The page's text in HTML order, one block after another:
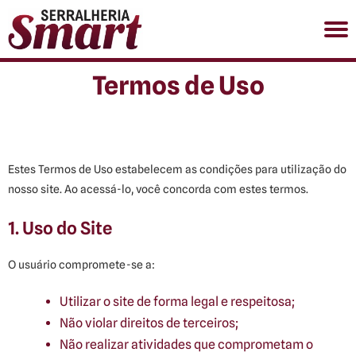
(11) 98903-1863
GALERIA DE FOTOS
CONTATO
Termos de Uso
Estes Termos de Uso estabelecem as condições para utilização do
nosso site. Ao acessá-lo, você concorda com estes termos.
1. Uso do Site
O usuário compromete-se a:
Utilizar o site de forma legal e respeitosa;
Não violar direitos de terceiros;
Não realizar atividades que comprometam o